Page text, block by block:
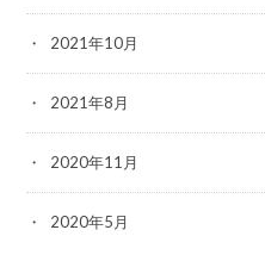
2021年10月
2021年8月
2020年11月
2020年5月